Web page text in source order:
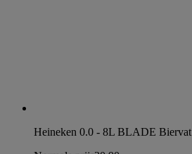
Heineken 0.0 - 8L BLADE Biervat